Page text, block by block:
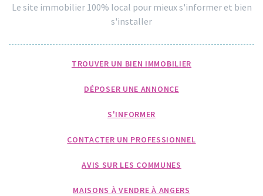
Le site immobilier 100% local pour mieux s'informer et bien
s'installer
TROUVER UN BIEN IMMOBILIER
DÉPOSER UNE ANNONCE
S'INFORMER
CONTACTER UN PROFESSIONNEL
AVIS SUR LES COMMUNES
MAISONS À VENDRE À ANGERS